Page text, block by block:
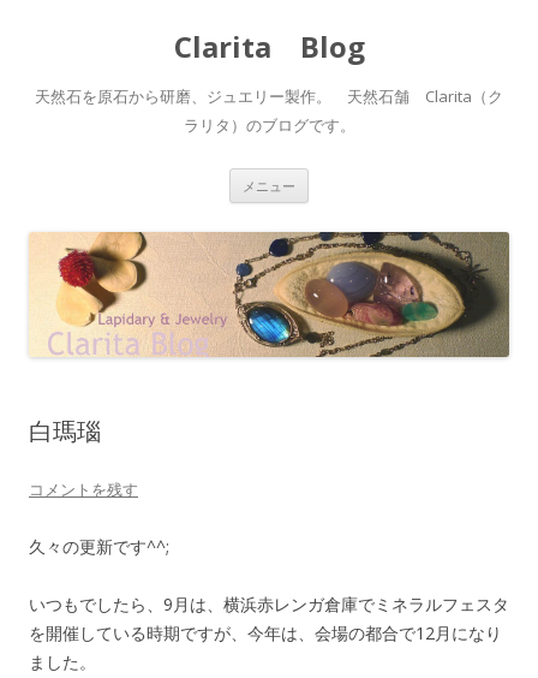
Clarita Blog
天然石を原石から研磨、ジュエリー製作。 天然石舗 Clarita（ク
ラリタ）のブログです。
メニュー
ン
ツ
へ
ス
キ
ッ
プ
白瑪瑙
コメントを残す
久々の更新です^^;
いつもでしたら、9月は、横浜赤レンガ倉庫でミネラルフェスタ
を開催している時期ですが、今年は、会場の都合で12月になり
ました。